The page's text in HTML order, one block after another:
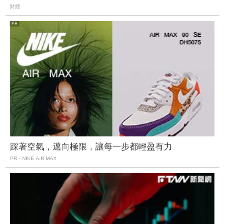
財經
踩著空氣，邁向極限，讓每一步都輕盈有力
PR・NIKE AIR MAX